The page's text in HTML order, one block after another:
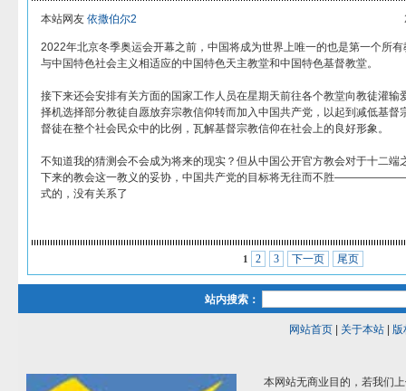
本站网友 依撒伯尔2
2022年北京冬季奥运会开幕之前，中国将成为世界上唯一的也是第一个所
与中国特色社会主义相适应的中国特色天主教堂和中国特色基督教堂。
接下来还会安排有关方面的国家工作人员在星期天前往各个教堂向教徒灌输
择机选择部分教徒自愿放弃宗教信仰转而加入中国共产党，以起到减低基督
督徒在整个社会民众中的比例，瓦解基督宗教信仰在社会上的良好形象。
不知道我的猜测会不会成为将来的现实？但从中国公开官方教会对于十二端
下来的教会这一教义的妥协，中国共产党的目标将无往而不胜
式的，没有关系了
1 2 3 下一页 尾页
站内搜索：
网站首页| 关于本站| 版
本网站无商业目的，若我们